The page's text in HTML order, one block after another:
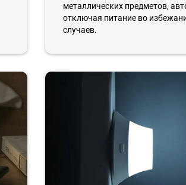
металлических предметов,
отключая питание во
случаев.